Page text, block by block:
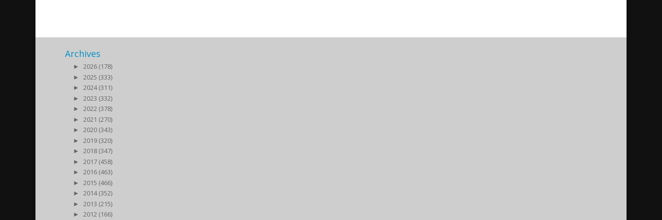
Archives
►
2026 (178)
►
2025 (333)
►
2024 (311)
►
2023 (332)
►
2022 (378)
►
2021 (270)
►
2020 (343)
►
2019 (320)
►
2018 (347)
►
2017 (458)
►
2016 (463)
►
2015 (466)
►
2014 (352)
►
2013 (215)
►
2012 (166)